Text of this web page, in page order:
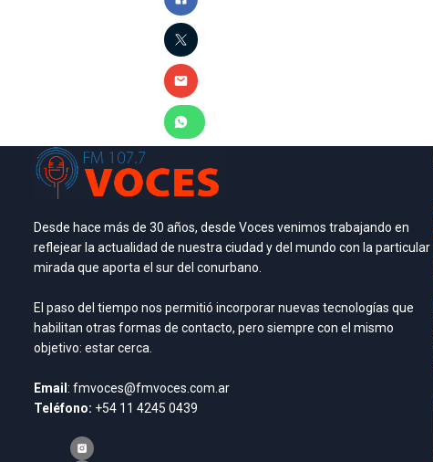
Desde hace más de 30 años, desde Voces venimos trabajando en
reflejear la actualidad de nuestra ciudad y del mundo con la particular
mirada que aporta el sur del conurbano.
El paso del tiempo nos permitió incorporar nuevas tecnologías que
habilitan otras formas de contacto, pero siempre con el mismo
objetivo: estar cerca.
Email: fmvoces@fmvoces.com.ar
Teléfono: +54 11 4245 0439